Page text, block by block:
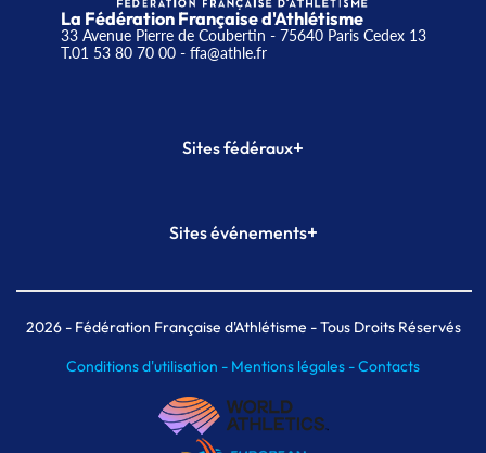
La Fédération Française d'Athlétisme
33 Avenue Pierre de Coubertin - 75640 Paris Cedex 13
T.01 53 80 70 00- ffa@athle.fr
Sites fédéraux+
Plateforme Formation
Sites événements+
Meeting de Paris indoor
MAIF Ekiden de Paris
2026- Fédération Française d'Athlétisme - Tous Droits Réservés
Conditions d'utilisation - Mentions légales -Contacts